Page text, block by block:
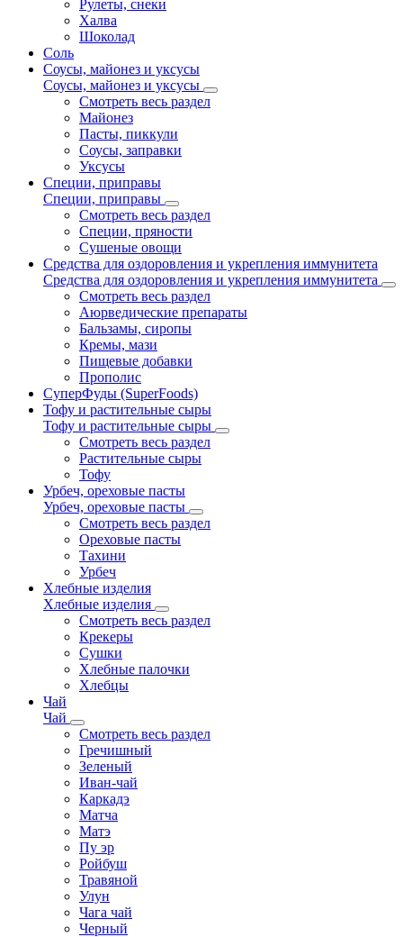
Рулеты, снеки
Халва
Шоколад
Соль
Соусы, майонез и уксусы
Соусы, майонез и уксусы
Смотреть весь раздел
Майонез
Пасты, пиккули
Соусы, заправки
Уксусы
Специи, приправы
Специи, приправы
Смотреть весь раздел
Специи, пряности
Сушеные овощи
Средства для оздоровления и укрепления иммунитета
Средства для оздоровления и укрепления иммунитета
Смотреть весь раздел
Аюрведические препараты
Бальзамы, сиропы
Кремы, мази
Пищевые добавки
Прополис
СуперФуды (SuperFoods)
Тофу и растительные сыры
Тофу и растительные сыры
Смотреть весь раздел
Растительные сыры
Тофу
Урбеч, ореховые пасты
Урбеч, ореховые пасты
Смотреть весь раздел
Ореховые пасты
Тахини
Урбеч
Хлебные изделия
Хлебные изделия
Смотреть весь раздел
Крекеры
Сушки
Хлебные палочки
Хлебцы
Чай
Чай
Смотреть весь раздел
Гречишный
Зеленый
Иван-чай
Каркадэ
Матча
Матэ
Пу эр
Ройбуш
Травяной
Улун
Чага чай
Черный